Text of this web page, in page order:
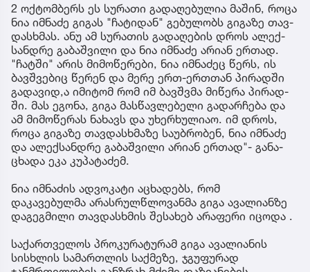
2 ოქ­ტომ­ბერს ეს სუ­რა­თი გა­და­ღე­ბუ­ლია მა­შინ, როცა
ნია იმ­ნა­ძე გი­გას "ჩა­ტი­დან" გე­ბუ­ლობს გი­გა­ზე თავ­
დას­ხმას. ანუ ამ სუ­რა­თის გა­და­ღე­ბის დროს ალექ­
სან­დრე გა­ბაშ­ვი­ლი და ნია იმ­ნა­ძე არი­ან ერ­თად.
"ჩატ­ში" არის მი­მო­წე­რე­ბი, ნია იმ­ნა­ძეც წერს, ის
ბავ­შვე­ბიც წე­რენ და მერე ერთ-ერ­თთან პი­რად­ში
გა­და­ვი­დ,ა იმი­ტომ რომ იმ ბავ­შვმა მი­წე­რა პი­რად­
ში. მას ეგო­ნა, გიგა მას­წავ­ლე­ბე­ლი გა­დარ­ჩე­ბა და
ამ მი­მო­წე­რას ნა­ხავს და უხერ­ხუ­ლი­აო. იმ დროს,
როცა გი­გა­ზე თავ­დას­ხმა­ზე სა­უბ­რო­ბენ, ნია იმ­ნა­ძე
და ალექ­სან­დრე გა­ბაშ­ვი­ლი არი­ან ერ­თად"- გა­ნა­
ცხა­და ეკა კუ­პა­ტა­ძემ.
ნია იმნაძის ადვოკატი აცხადებს, რომ
დაკავებულმა არასრულწლოვანმა გიგა ავალიანზე
დაგეგმილი თავდასხმის შესახებ არაფერი იცოდა .
საქართველოს პროკურატურამ გიგა ავალიანის
სისხლის სამართლის საქმეზე, ჯგუფურად